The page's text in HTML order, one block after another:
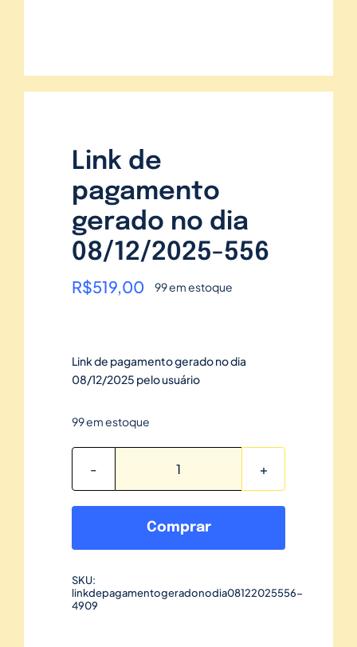
Link de
pagamento
gerado no dia
08/12/2025-556
R$519,00 99 em estoque
Link de pagamento gerado no dia
08/12/2025 pelo usuário
99 em estoque
Link
pagamento
dia
Comprar
SKU:
linkdepagamentogeradonodia08122025556-
4909